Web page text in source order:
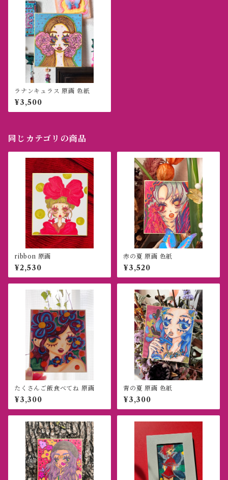
ラナンキュラス 原画 色紙
¥3,500
同じカテゴリの商品
ribbon 原画
¥2,530
赤の夏 原画 色紙
¥3,520
たくさんご飯食べてね 原画
¥3,300
青の夏 原画 色紙
¥3,300